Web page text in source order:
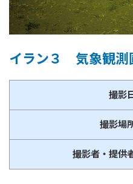
イラン３ 気象観測
撮影日
撮影場
撮影者・提供